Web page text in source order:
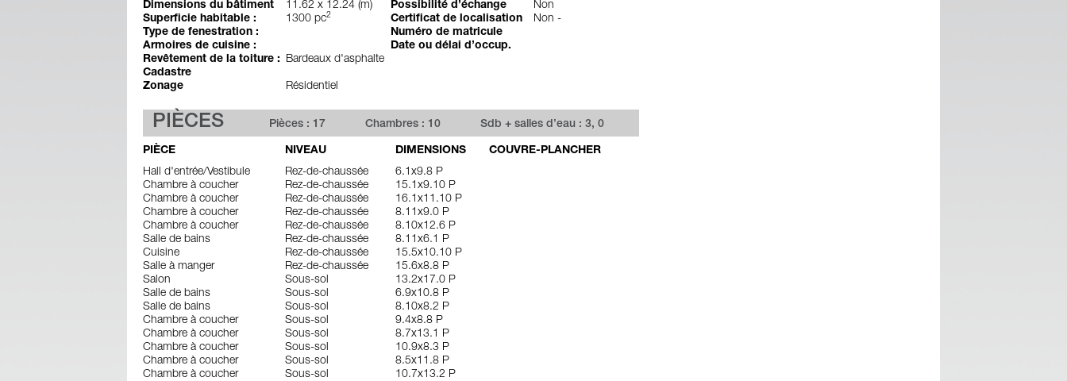
Dimensions du bâtiment
11.62 x 12.24 (m)
Superficie habitable :
1300 pc2
Type de fenestration :
Armoires de cuisine :
Revêtement de la toiture :
Bardeaux d'asphalte
Cadastre
Zonage
Résidentiel
Possibilité d’échange
Non
Certificat de localisation
Non -
Numéro de matricule
Date ou délai d’occup.
PIÈCES Pièces : 17 Chambres : 10 Sdb + salles d’eau : 3, 0
PIÈCE NIVEAU DIMENSIONS
COUVRE-PLANCHER
Hall d'entrée/Vestibule
Rez-de-chaussée
6.1x9.8 P
Chambre à coucher
Rez-de-chaussée
15.1x9.10 P
Chambre à coucher
Rez-de-chaussée
16.1x11.10 P
Chambre à coucher
Rez-de-chaussée
8.11x9.0 P
Chambre à coucher
Rez-de-chaussée
8.10x12.6 P
Salle de bains
Rez-de-chaussée
8.11x6.1 P
Cuisine
Rez-de-chaussée
15.5x10.10 P
Salle à manger
Rez-de-chaussée
15.6x8.8 P
Salon
Sous-sol
13.2x17.0 P
Salle de bains
Sous-sol
6.9x10.8 P
Salle de bains
Sous-sol
8.10x8.2 P
Chambre à coucher
Sous-sol
9.4x8.8 P
Chambre à coucher
Sous-sol
8.7x13.1 P
Chambre à coucher
Sous-sol
10.9x8.3 P
Chambre à coucher
Sous-sol
8.5x11.8 P
Chambre à coucher
Sous-sol
10.7x13.2 P